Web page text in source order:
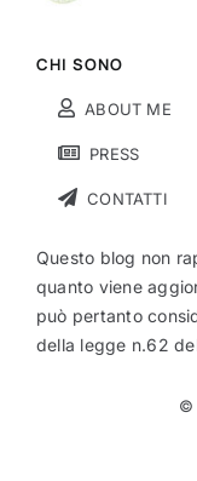
CHI SONO
ABOUT ME
PRESS
CONTATTI
Questo blog non
quanto viene
può pertanto
della legge n.62
©